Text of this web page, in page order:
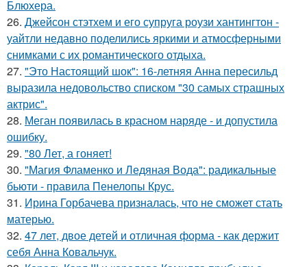
Блюхера.
26. Джейсон стэтхем и его супруга роузи хантингтон -
уайтли недавно поделились яркими и атмосферными
снимками с их романтического отдыха.
27. "Это Настоящий шок": 16-летняя Анна пересильд
выразила недовольство списком "30 самых страшных
актрис".
28. Меган появилась в красном наряде - и допустила
ошибку.
29. "80 Лет, а гоняет!
30. "Магия Фламенко и Ледяная Вода": радикальные
бьюти - правила Пенелопы Крус.
31. Ирина Горбачева призналась, что не сможет стать
матерью.
32. 47 лет, двое детей и отличная форма - как держит
себя Анна Ковальчук.